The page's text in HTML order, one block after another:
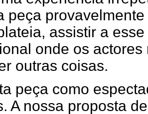
peça
assistir a
onde os actores
outras coisas.
peça como
A nossa proposta